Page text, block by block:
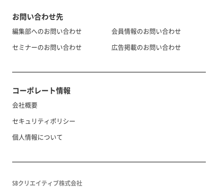
お問い合わせ先
編集部へのお問い合わせ
セミナーのお問い合わせ
会員情報のお問い合わせ
広告掲載のお問い合わせ
コーポレート情報
会社概要
セキュリティポリシー
個人情報について
SBクリエイティブ株式会社